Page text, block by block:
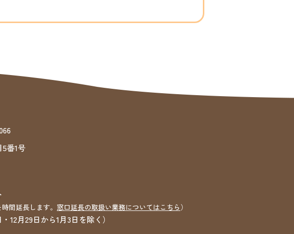
番1号
間延長します。 窓口延長の取扱い業務についてはこちら）
12月29日から1月3日を除く）